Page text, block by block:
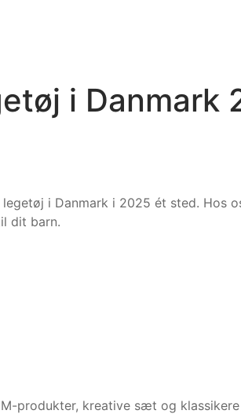
i Danmark
i Danmark i 2025 ét sted. Hos
dit barn.
produkter, kreative sæt og